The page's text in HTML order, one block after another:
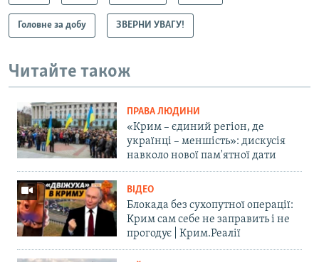
Головне за добу ЗВЕРНИ УВАГУ!
Читайте також
ПРАВА ЛЮДИНИ
«Крим – єдиний регіон, де
українці – меншість»: дискусія
навколо нової пам'ятної дати
ВІДЕО
Блокада без сухопутної операції:
Крим сам себе не заправить і не
прогодує | Крим.Реалії